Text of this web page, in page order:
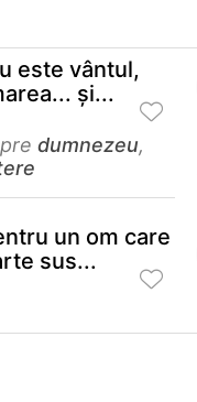
este vântul,
şi...
dumnezeu,
un om care
sus...